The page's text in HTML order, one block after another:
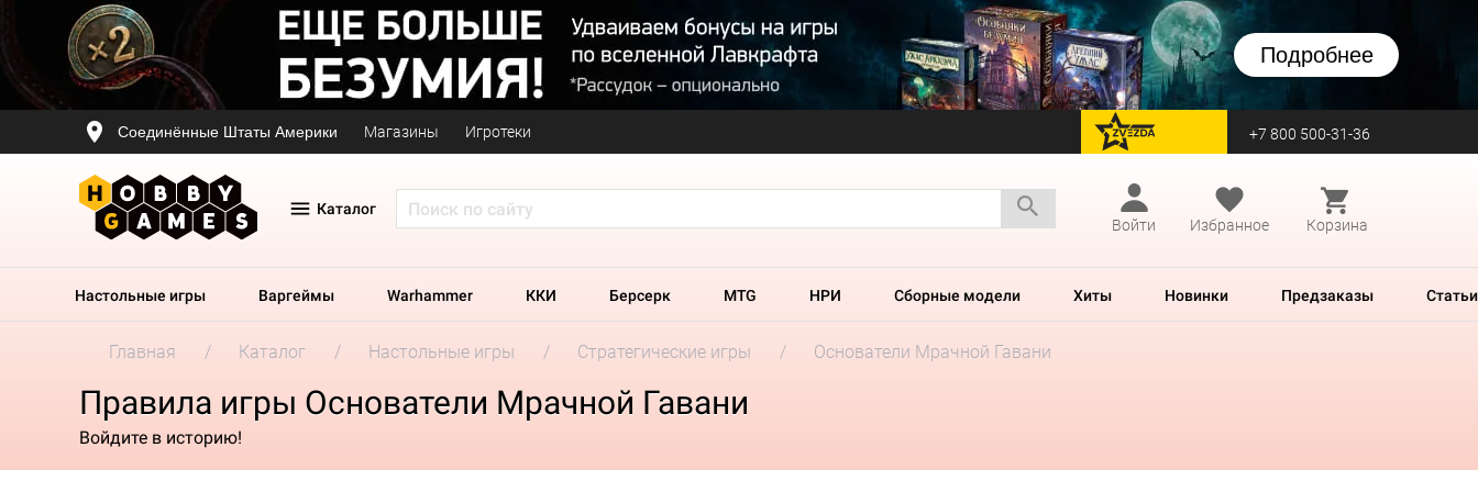
Подробнее
Соединённые Штаты Америки Магазины Игротеки перейти на Zvezda +7 800 500-31-36
Каталог
Войти
Избранное Корзина
Настольные игры Варгеймы Warhammer ККИ Берсерк MTG НРИ Сборные модели Хиты Новинки Предзаказы Статьи
Главная Каталог Настольные игры Стратегические игры Основатели Мрачной Гавани
Правила игры Основатели Мрачной Гавани
Войдите в историю!